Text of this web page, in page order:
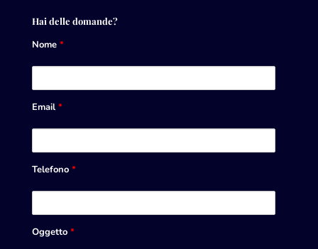
Hai delle domande?
Nome *
Email *
Telefono *
Oggetto *